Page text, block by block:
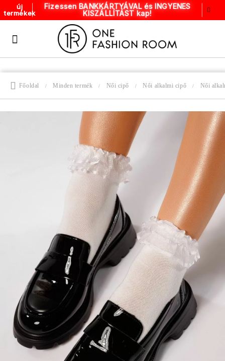
új
termékek
Fizessen BANKKÁRTYÁVAL és INGYENES
KISZÁLLÍTÁST kap!
Főoldal Minden termék Női cipő Női alkalmi cipő Női